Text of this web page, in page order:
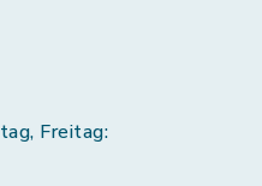
Freitag: